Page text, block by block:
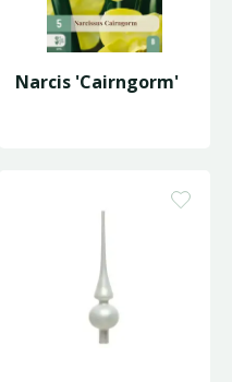
Narcis 'Cairngorm'